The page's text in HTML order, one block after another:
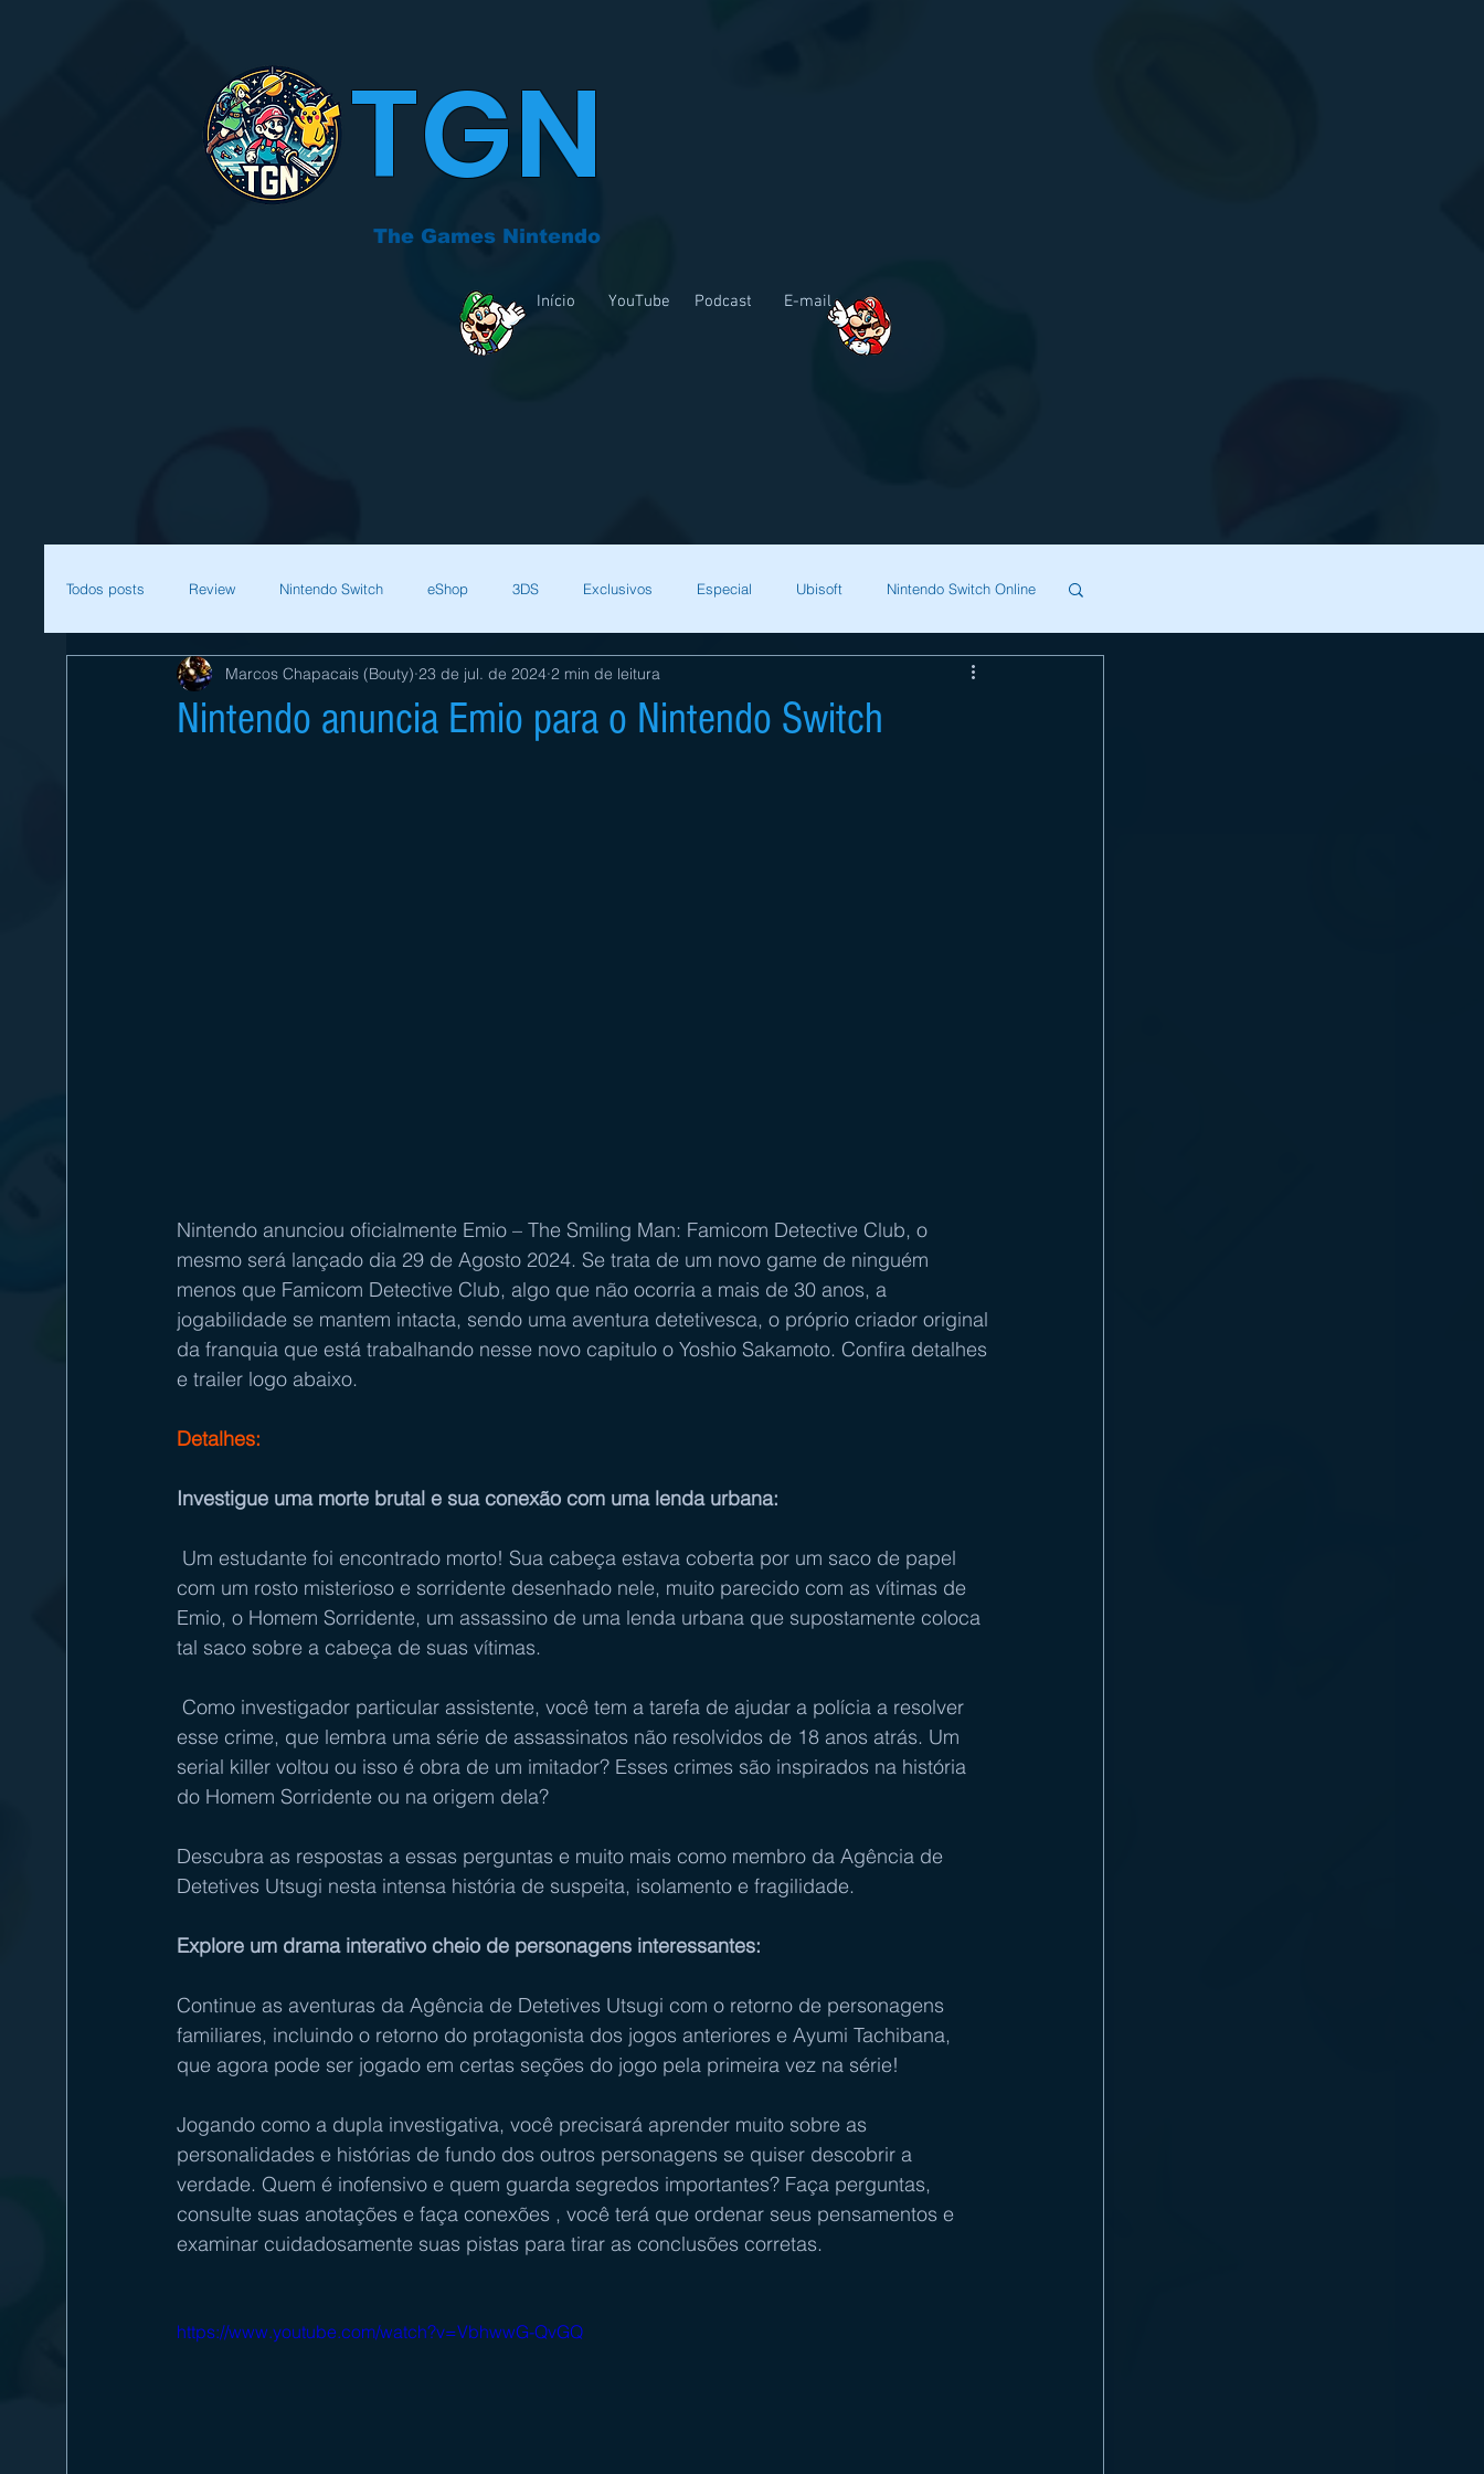
TGN
The Games Nintendo
Início YouTube Podcast E-mail
Todos posts Review Nintendo Switch eShop 3DS Exclusivos Especial Ubisoft Nintendo Switch Online
Mega Man Zelda Bethesda Capcom Square Enix
Nintendo anuncia Emio para o Nintendo Switch
Marcos Chapacais (Bouty) 23 de jul. de 2024 2 min de leitura
Nintendo anunciou oficialmente Emio – The Smiling Man: Famicom Detective Club, o
mesmo será lançado dia 29 de Agosto 2024. Se trata de um novo game de ninguém
menos que Famicom Detective Club, algo que não ocorria a mais de 30 anos, a
jogabilidade se mantem intacta, sendo uma aventura detetivesca, o próprio criador original
da franquia que está trabalhando nesse novo capitulo o Yoshio Sakamoto. Confira detalhes
e trailer logo abaixo.
Detalhes:
Investigue uma morte brutal e sua conexão com uma lenda urbana:
com um rosto misterioso e sorridente desenhado nele, muito parecido com as vítimas de
Emio, o Homem Sorridente, um assassino de uma lenda urbana que supostamente coloca
tal saco sobre a cabeça de suas vítimas.
esse crime, que lembra uma série de assassinatos não resolvidos de 18 anos atrás. Um
serial killer voltou ou isso é obra de um imitador? Esses crimes são inspirados na história
do Homem Sorridente ou na origem dela?
Descubra as respostas a essas perguntas e muito mais como membro da Agência de
Detetives Utsugi nesta intensa história de suspeita, isolamento e fragilidade.
Explore um drama interativo cheio de personagens interessantes:
Continue as aventuras da Agência de Detetives Utsugi com o retorno de personagens
familiares, incluindo o retorno do protagonista dos jogos anteriores e Ayumi Tachibana,
que agora pode ser jogado em certas seções do jogo pela primeira vez na série!
Jogando como a dupla investigativa, você precisará aprender muito sobre as
personalidades e histórias de fundo dos outros personagens se quiser descobrir a
verdade. Quem é inofensivo e quem guarda segredos importantes? Faça perguntas,
consulte suas anotações e faça conexões , você terá que ordenar seus pensamentos e
examinar cuidadosamente suas pistas para tirar as conclusões corretas.
https://www.youtube.com/watch?v=VbhwwG-QvGQ